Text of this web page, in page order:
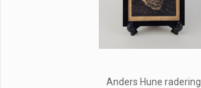
Anders Hune radering